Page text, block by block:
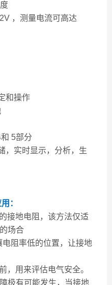
，测量电流可高达
和操作
5部分
，实时显示，分析，生
：
接地电阻，该方法仅适
场合
阻率低的位置，让接地
，用来评估电气安全。
极有可能发生，当接地